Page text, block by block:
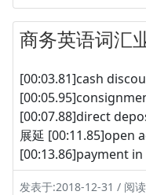
商务英语词汇
[00:03.81]cash
[00:07.88]direct
展延 [00:11.85]open
[00:13.86]payment
发表于:2018-12-31 / 阅